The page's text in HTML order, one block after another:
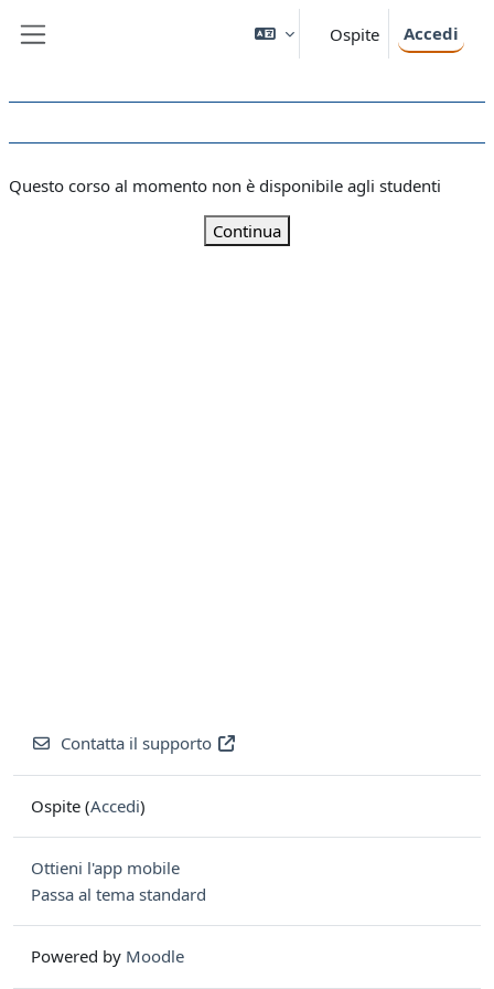
Ospite Accedi
Questo corso al momento non è disponibile agli studenti
Continua
Contatta il supporto
Ospite (Accedi)
Ottieni l'app mobile
Passa al tema standard
Powered by Moodle